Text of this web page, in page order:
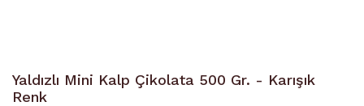
Yaldızlı Mini Kalp Çikolata 500 Gr. - Karışık
Renk